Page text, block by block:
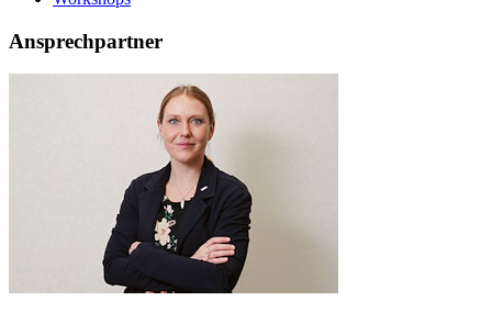
Ansprechpartner